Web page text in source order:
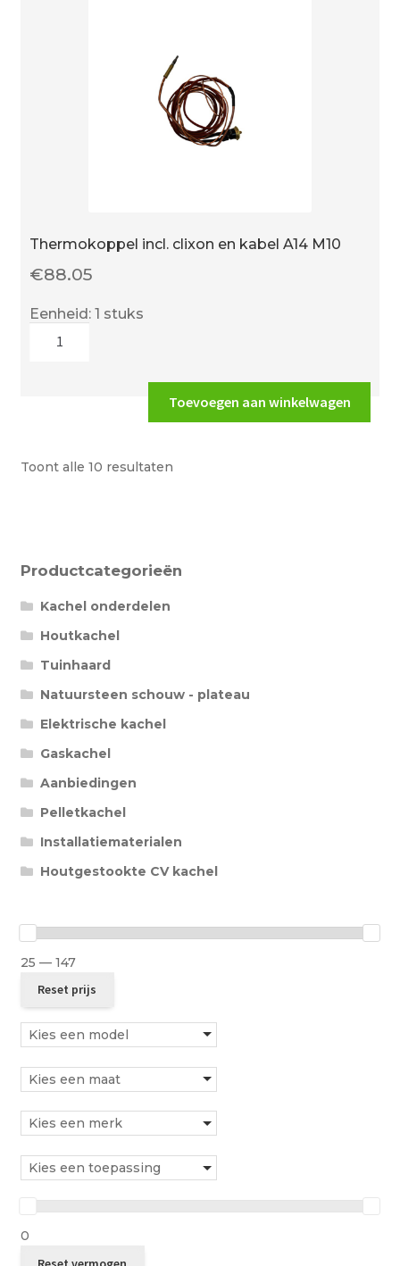
Thermokoppel incl. clixon en kabel A14 M10
€88.05
Eenheid: 1 stuks
M10
Toevoegen aan winkelwagen
Toont alle 10 resultaten
Productcategorieën
Kachel onderdelen
Houtkachel
Tuinhaard
Natuursteen schouw - plateau
Elektrische kachel
Gaskachel
Aanbiedingen
Pelletkachel
Installatiematerialen
Houtgestookte CV kachel
25 — 147
Kies een model
Kies een maat
Kies een merk
Kies een toepassing
0